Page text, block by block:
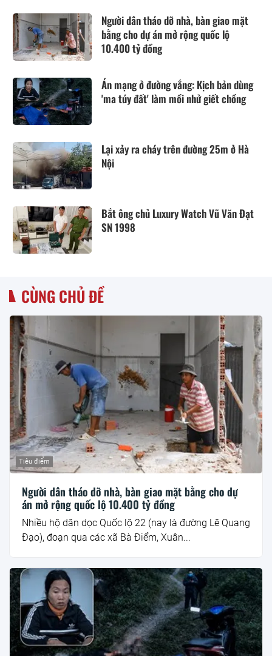
Người dân tháo dỡ nhà, bàn giao mặt
bằng cho dự án mở rộng quốc lộ
10.400 tỷ đồng
Án mạng ở đường vắng: Kịch bản dùng
'ma túy đất' làm mồi nhử giết chồng
Lại xảy ra cháy trên đường 25m ở Hà
Nội
Bắt ông chủ Luxury Watch Vũ Văn Đạt
SN 1998
CÙNG CHỦ ĐỀ
Tiêu điểm
Người dân tháo dỡ nhà, bàn giao mặt bằng cho dự
án mở rộng quốc lộ 10.400 tỷ đồng
Nhiều hộ dân dọc Quốc lộ 22 (nay là đường Lê Quang
Đạo), đoạn qua các xã Bà Điểm, Xuân...